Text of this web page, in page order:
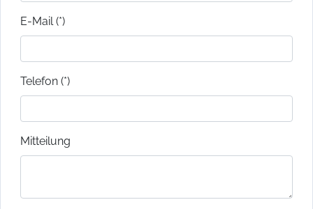
E-Mail (*)
Telefon (*)
Mitteilung